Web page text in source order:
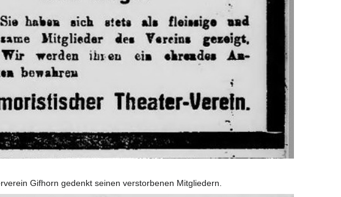
Gifhorn gedenkt seinen verstorbenen Mitgliedern.